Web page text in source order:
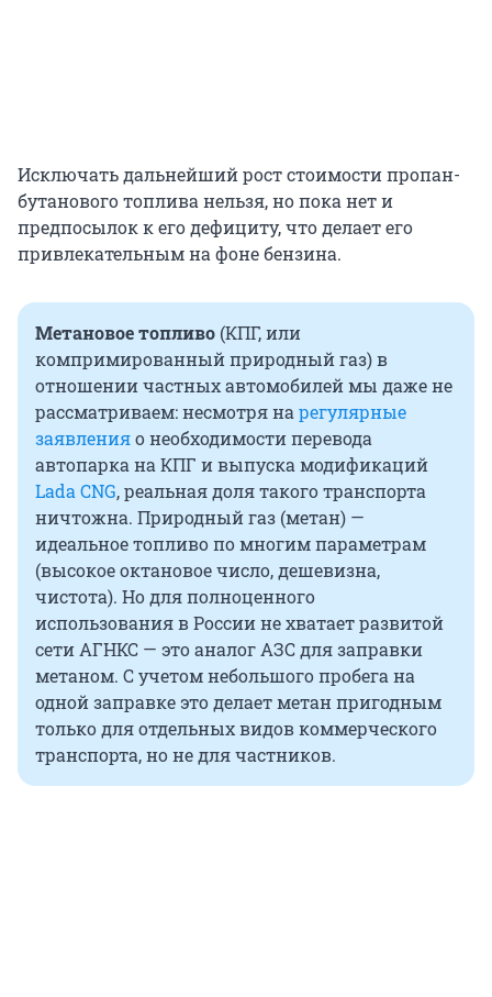
Исключать дальнейший рост стоимости пропан-
бутанового топлива нельзя, но пока нет и
предпосылок к его дефициту, что делает его
привлекательным на фоне бензина.
Метановое топливо (КПГ, или
компримированный природный газ) в
отношении частных автомобилей мы даже не
рассматриваем: несмотря на регулярные
заявленияо необходимости перевода
автопарка на КПГ и выпуска модификаций
Lada CNG, реальная доля такого транспорта
ничтожна. Природный газ (метан) —
идеальное топливо по многим параметрам
(высокое октановое число, дешевизна,
чистота). Но для полноценного
использования в России не хватает развитой
сети АГНКС — это аналог АЗС для заправки
метаном. С учетом небольшого пробега на
одной заправке это делает метан пригодным
только для отдельных видов коммерческого
транспорта, но не для частников.